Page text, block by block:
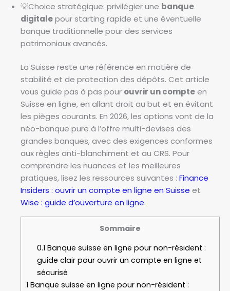
💡Choice stratégique: privilégier une banque
digitalepour starting rapide et une éventuelle
banque traditionnelle pour des services
patrimoniaux avancés.
La Suisse reste une référence en matière de
stabilité et de protection des dépôts. Cet article
vous guide pas à pas pour ouvrir un compteen
Suisse en ligne, en allant droit au but et en évitant
les pièges courants. En 2026, les options vont de la
néo-banque pure à l’offre multi-devises des
grandes banques, avec des exigences conformes
aux règles anti-blanchiment et au CRS. Pour
comprendre les nuances et les meilleures
pratiques, lisez les ressources suivantes : Finance
Insiders : ouvrir un compte en ligne en Suisse et
Wise : guide d’ouverture en ligne.
Sommaire
0.1 Banque suisse en ligne pour non-résident :
guide clair pour ouvrir un compte en ligne et
sécurisé
1 Banque suisse en ligne pour non-résident :